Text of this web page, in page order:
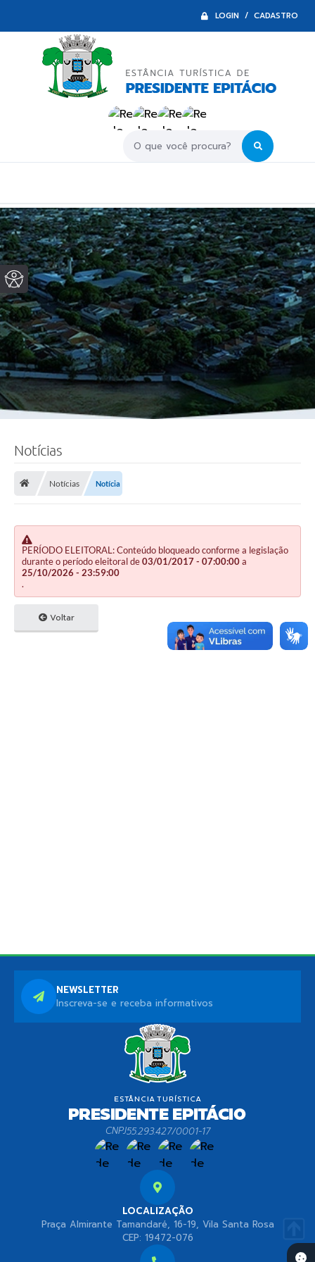
LOGIN / CADASTRO
Notícias
Notícias Notícia
PERÍODO ELEITORAL: Conteúdo bloqueado conforme a legislação
durante o período eleitoral de03/01/2017 - 07:00:00a
25/10/2026 - 23:59:00
.
Voltar
LOCALIZAÇÃO
Praça Almirante Tamandaré, 16-19, Vila Santa Rosa
CEP: 19472-076
CNPJ55.293.427/0001-17
NEWSLETTER
Inscreva-se e receba informativos